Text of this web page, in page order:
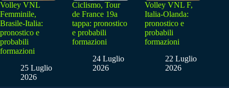
Volley VNL
Femminile,
Brasile-Italia:
pronostico e
probabili
formazioni
25 Luglio
2026
Ciclismo, Tour
de France 19a
tappa: pronostico
e probabili
formazioni
24 Luglio
2026
Volley VNL F,
Italia-Olanda:
pronostico e
probabili
formazioni
22 Luglio
2026